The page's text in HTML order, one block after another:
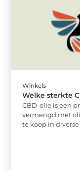
Winkels
Welke sterkte
CBD-olie is een
vermengd met
te koop in diverse